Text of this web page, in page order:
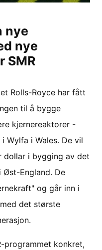
nye
nye
SMR
Rolls-Royce har fått
til å bygge
kjernereaktorer -
Wylfa i Wales. De vil
dollar i bygging av det
Øst-England. De
og går inn i
det største
programmet konkret,